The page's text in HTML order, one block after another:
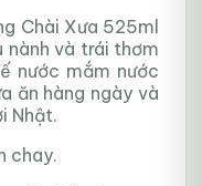
Chài Xưa 525ml
nành và trái thơm
nước mắm nước
ăn hàng ngày và
Nhật.
chay.